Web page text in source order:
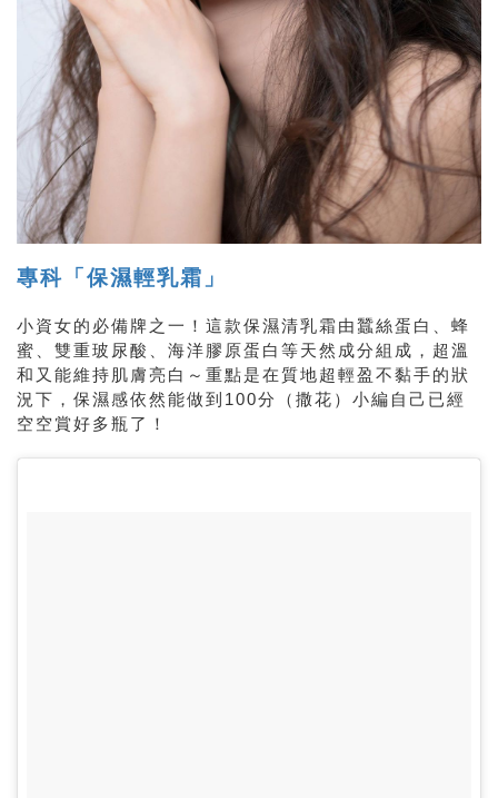
專科「保濕輕乳霜」
小資女的必備牌之一！這款保濕清乳霜由蠶絲蛋白、蜂
蜜、雙重玻尿酸、海洋膠原蛋白等天然成分組成，超溫
和又能維持肌膚亮白～重點是在質地超輕盈不黏手的狀
況下，保濕感依然能做到100分（撒花）小編自己已經
空空賞好多瓶了！